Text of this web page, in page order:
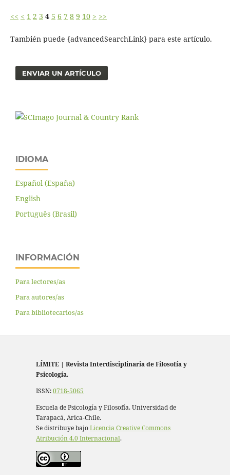
<< < 1 2 3 4 5 6 7 8 9 10 > >>
También puede {advancedSearchLink} para este artículo.
ENVIAR UN ARTÍCULO
IDIOMA
Español (España)
English
Português (Brasil)
INFORMACIÓN
Para lectores/as
Para autores/as
Para bibliotecarios/as
LÍMITE | Revista Interdisciplinaria de Filosofía y
Psicología.
ISSN:0718-5065
Escuela de Psicología y Filosofía, Universidad de
Tarapacá, Arica-Chile.
Se distribuye bajoLicencia Creative Commons
Atribución 4.0 Internacional.